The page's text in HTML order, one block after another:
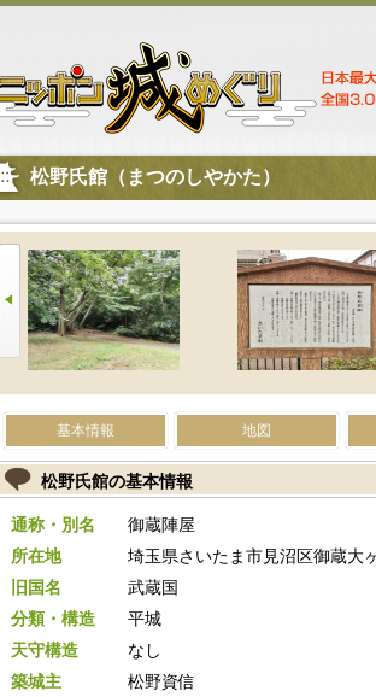
松野氏館（まつのしやかた）
基本情報 地図
松野氏館の基本情報
通称・別名
御蔵陣屋
所在地
埼玉県さいたま市見沼区御蔵大
旧国名
武蔵国
分類・構造
平城
天守構造
なし
築城主
松野資信